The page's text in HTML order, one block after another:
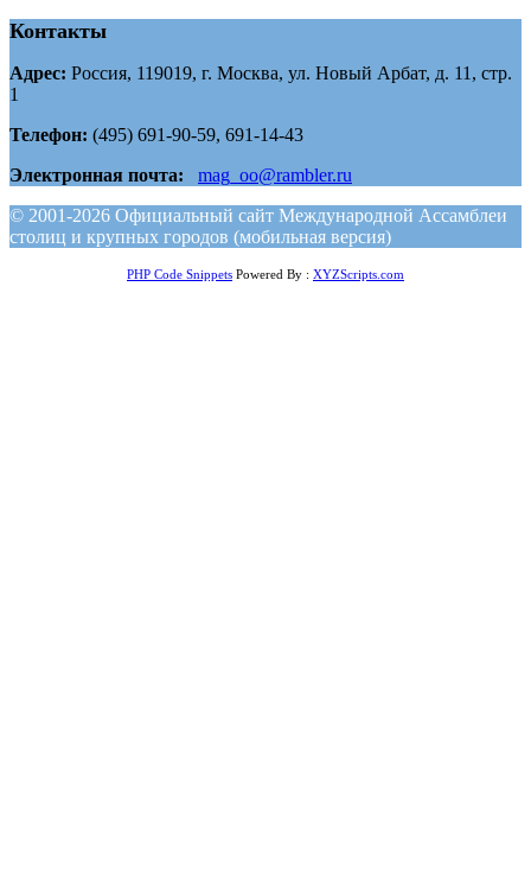
Контакты
Адрес: Россия, 119019, г. Москва, ул. Новый Арбат, д. 11, стр.
1
Телефон: (495) 691-90-59, 691-14-43
Электронная почта:
mag_oo@rambler.ru
© 2001-2026 Официальный сайт Международной Ассамблеи
столиц и крупных городов (мобильная версия)
PHP Code Snippets Powered By : XYZScripts.com